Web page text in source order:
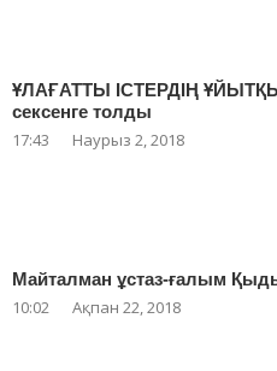
ҰЛАҒАТТЫ ІСТЕРДІҢ
сексенге толды
17:43 Наурыз 2, 2018
Майталман ұстаз-ғалым
10:02 Ақпан 22, 2018